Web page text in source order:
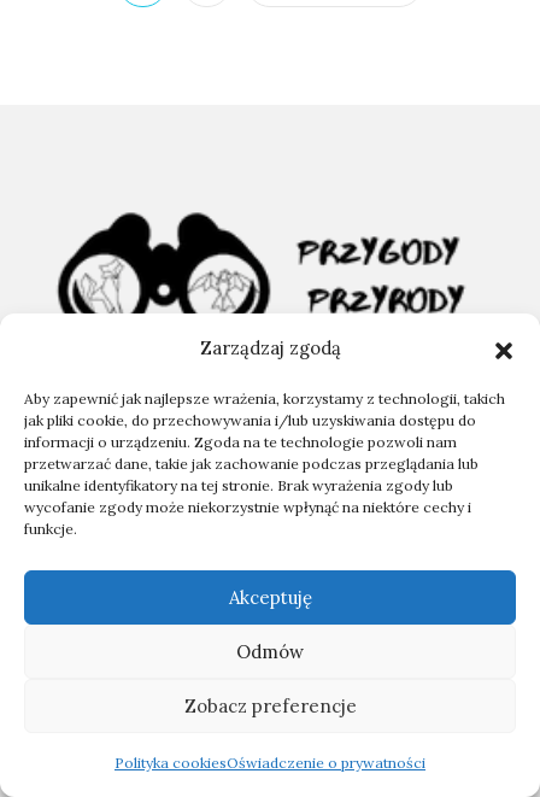
Zarządzaj zgodą
Aby zapewnić jak najlepsze wrażenia, korzystamy z technologii, takich
jak pliki cookie, do przechowywania i/lub uzyskiwania dostępu do
informacji o urządzeniu. Zgoda na te technologie pozwoli nam
przetwarzać dane, takie jak zachowanie podczas przeglądania lub
unikalne identyfikatory na tej stronie. Brak wyrażenia zgody lub
wycofanie zgody może niekorzystnie wpłynąć na niektóre cechy i
funkcje.
Akceptuję
Odmów
Zobacz preferencje
Polityka cookiesOświadczenie o prywatności
Blog przyrodniczy o podglądaniu zwierząt,
bushcrafcie, turystyce i fotografii
Mapa witryny
Polityka Cookies
Polityka prywatności